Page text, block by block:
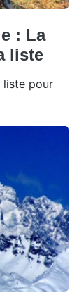
: La
liste
liste pour